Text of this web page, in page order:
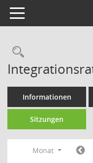
Toggle navigation
Informationen
Sitzungen
Monat